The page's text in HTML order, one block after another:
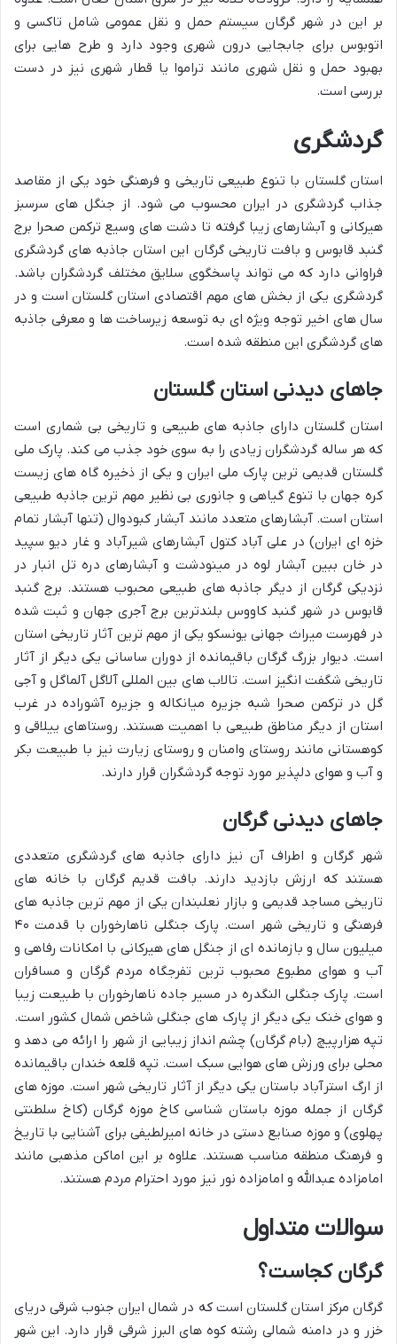
بر این در شهر گرگان سیستم حمل و نقل عمومی شامل تاکسی و
اتوبوس برای جابجایی درون شهری وجود دارد و طرح هایی برای
بهبود حمل و نقل شهری مانند تراموا یا قطار شهری نیز در دست
بررسی است.
گردشگری
استان گلستان با تنوع طبیعی تاریخی و فرهنگی خود یکی از مقاصد
جذاب گردشگری در ایران محسوب می شود. از جنگل های سرسبز
هیرکانی و آبشارهای زیبا گرفته تا دشت های وسیع ترکمن صحرا برج
گنبد قابوس و بافت تاریخی گرگان این استان جاذبه های گردشگری
فراوانی دارد که می تواند پاسخگوی سلایق مختلف گردشگران باشد.
گردشگری یکی از بخش های مهم اقتصادی استان گلستان است و در
سال های اخیر توجه ویژه ای به توسعه زیرساخت ها و معرفی جاذبه
های گردشگری این منطقه شده است.
جاهای دیدنی استان گلستان
استان گلستان دارای جاذبه های طبیعی و تاریخی بی شماری است
که هر ساله گردشگران زیادی را به سوی خود جذب می کند. پارک ملی
گلستان قدیمی ترین پارک ملی ایران و یکی از ذخیره گاه های زیست
کره جهان با تنوع گیاهی و جانوری بی نظیر مهم ترین جاذبه طبیعی
استان است. آبشارهای متعدد مانند آبشار کبودوال (تنها آبشار تمام
خزه ای ایران) در علی آباد کتول آبشارهای شیرآباد و غار دیو سپید
در خان ببین آبشار لوه در مینودشت و آبشارهای دره تل انبار در
نزدیکی گرگان از دیگر جاذبه های طبیعی محبوب هستند. برج گنبد
قابوس در شهر گنبد کاووس بلندترین برج آجری جهان و ثبت شده
در فهرست میراث جهانی یونسکو یکی از مهم ترین آثار تاریخی استان
است. دیوار بزرگ گرگان باقیمانده از دوران ساسانی یکی دیگر از آثار
تاریخی شگفت انگیز است. تالاب های بین المللی آلاگل آلماگل و آجی
گل در ترکمن صحرا شبه جزیره میانکاله و جزیره آشوراده در غرب
استان از دیگر مناطق طبیعی با اهمیت هستند. روستاهای ییلاقی و
کوهستانی مانند روستای وامنان و روستای زیارت نیز با طبیعت بکر
و آب و هوای دلپذیر مورد توجه گردشگران قرار دارند.
جاهای دیدنی گرگان
شهر گرگان و اطراف آن نیز دارای جاذبه های گردشگری متعددی
هستند که ارزش بازدید دارند. بافت قدیم گرگان با خانه های
تاریخی مساجد قدیمی و بازار نعلبندان یکی از مهم ترین جاذبه های
فرهنگی و تاریخی شهر است. پارک جنگلی ناهارخوران با قدمت ۴۰
میلیون سال و بازمانده ای از جنگل های هیرکانی با امکانات رفاهی و
آب و هوای مطبوع محبوب ترین تفرجگاه مردم گرگان و مسافران
است. پارک جنگلی النگدره در مسیر جاده ناهارخوران با طبیعت زیبا
و هوای خنک یکی دیگر از پارک های جنگلی شاخص شمال کشور است.
تپه هزارپیچ (بام گرگان) چشم انداز زیبایی از شهر را ارائه می دهد و
محلی برای ورزش های هوایی سبک است. تپه قلعه خندان باقیمانده
از ارگ استرآباد باستان یکی دیگر از آثار تاریخی شهر است. موزه های
گرگان از جمله موزه باستان شناسی کاخ موزه گرگان (کاخ سلطنتی
پهلوی) و موزه صنایع دستی در خانه امیرلطیفی برای آشنایی با تاریخ
و فرهنگ منطقه مناسب هستند. علاوه بر این اماکن مذهبی مانند
امامزاده عبدالله و امامزاده نور نیز مورد احترام مردم هستند.
سوالات متداول
گرگان کجاست؟
گرگان مرکز استان گلستان است که در شمال ایران جنوب شرقی دریای
خزر و در دامنه شمالی رشته کوه های البرز شرقی قرار دارد. این شهر